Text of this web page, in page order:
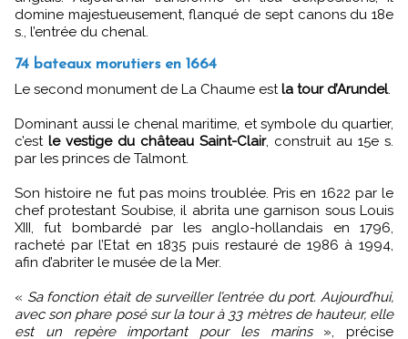
domine majestueusement, flanqué de sept canons du 18e
s., l’entrée du chenal.
74 bateaux morutiers en 1664
Le second monument de La Chaume est la tour d’Arundel.
Dominant aussi le chenal maritime, et symbole du quartier,
c’est le vestige du château Saint-Clair, construit au 15e s.
par les princes de Talmont.
Son histoire ne fut pas moins troublée. Pris en 1622 par le
chef protestant Soubise, il abrita une garnison sous Louis
XIII, fut bombardé par les anglo-hollandais en 1796,
racheté par l’Etat en 1835 puis restauré de 1986 à 1994,
afin d’abriter le musée de la Mer.
« Sa fonction était de surveiller l’entrée du port. Aujourd’hui,
avec son phare posé sur la tour à 33 mètres de hauteur, elle
est un repère important pour les marins», précise